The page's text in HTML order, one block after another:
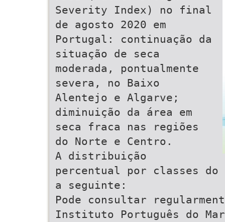
Severity Index) no final
de agosto 2020 em
Portugal: continuação da
situação de seca
moderada, pontualmente
severa, no Baixo
Alentejo e Algarve;
diminuição da área em
seca fraca nas regiões
do Norte e Centro.
A distribuição
percentual por classes
a seguinte:
Pode consultar
Instituto Português do